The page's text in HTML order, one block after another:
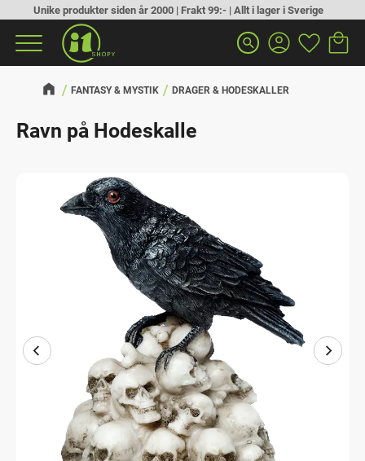
Meny
Unike produkter siden år 2000 | Frakt 99:- | Allt i lager i Sverige
search
FANTASY & MYSTIK DRAGER & HODESKALLER
Ravn på Hodeskalle